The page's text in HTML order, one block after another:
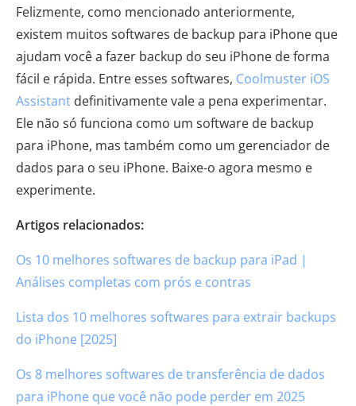
Felizmente, como mencionado anteriormente,
existem muitos softwares de backup para iPhone que
ajudam você a fazer backup do seu iPhone de forma
fácil e rápida. Entre esses softwares, Coolmuster iOS
Assistant definitivamente vale a pena experimentar.
Ele não só funciona como um software de backup
para iPhone, mas também como um gerenciador de
dados para o seu iPhone. Baixe-o agora mesmo e
experimente.
Artigos relacionados:
Os 10 melhores softwares de backup para iPad |
Análises completas com prós e contras
Lista dos 10 melhores softwares para extrair backups
do iPhone [2025]
Os 8 melhores softwares de transferência de dados
para iPhone que você não pode perder em 2025